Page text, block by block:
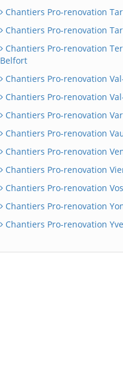
Chantiers Pro-renovation
Chantiers Pro-renovation
Chantiers Pro-renovation
Belfort
Chantiers Pro-renovation
Chantiers Pro-renovation
Chantiers Pro-renovation Var
Chantiers Pro-renovation
Chantiers Pro-renovation
Chantiers Pro-renovation
Chantiers Pro-renovation
Chantiers Pro-renovation
Chantiers Pro-renovation